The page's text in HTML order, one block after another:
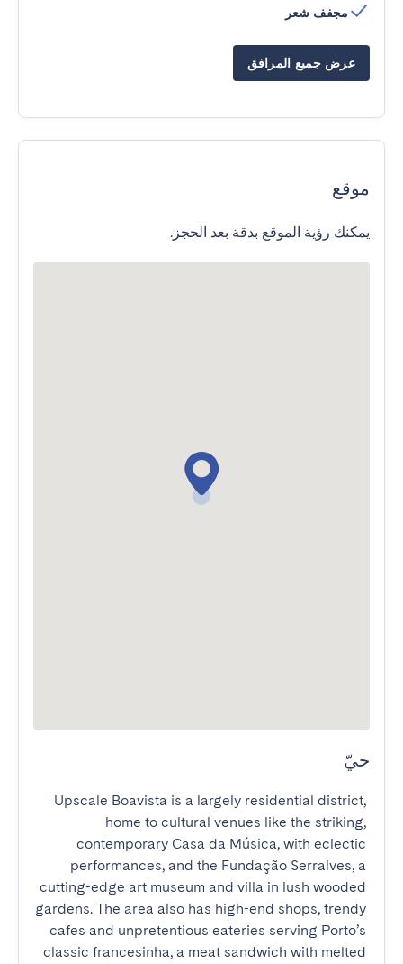
مجفف شعر
عرض جميع المرافق
موقع
يمكنك رؤية الموقع بدقة بعد الحجز.
حيّ
Upscale Boavista is a largely residential district,
home to cultural venues like the striking,
contemporary Casa da Música, with eclectic
performances, and the Fundação Serralves, a
cutting-edge art museum and villa in lush wooded
gardens. The area also has high-end shops, trendy
cafes and unpretentious eateries serving Porto’s
classic francesinha, a meat sandwich with melted